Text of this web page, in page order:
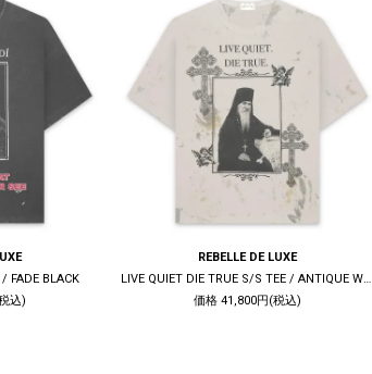
FADE BLACK
込)
REBELLE DE LUXE
LIVE QUIET DIE TRUE S/S TEE / ANTIQUE WHITE
価格 41,800円(税込)